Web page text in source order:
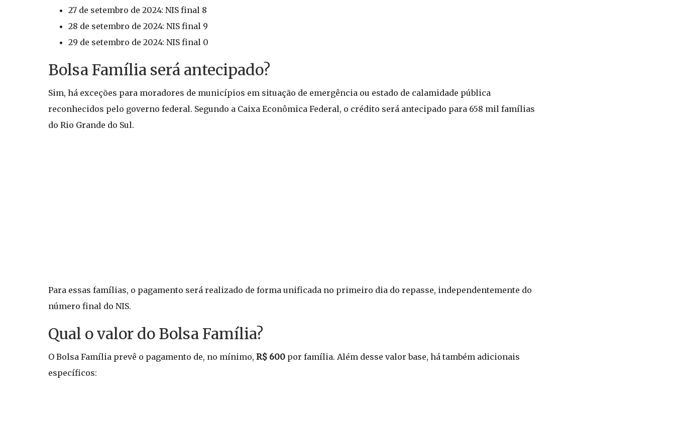
27 de setembro de 2024: NIS final 8
28 de setembro de 2024: NIS final 9
29 de setembro de 2024: NIS final 0
Bolsa Família será antecipado?
Sim, há exceções para moradores de municípios em situação de emergência ou estado de calamidade pública
reconhecidos pelo governo federal. Segundo a Caixa Econômica Federal, o crédito será antecipado para 658 mil famílias
do Rio Grande do Sul.
Para essas famílias, o pagamento será realizado de forma unificada no primeiro dia do repasse, independentemente do
número final do NIS.
Qual o valor do Bolsa Família?
O Bolsa Família prevê o pagamento de, no mínimo, R$ 600 por família. Além desse valor base, há também adicionais
específicos: